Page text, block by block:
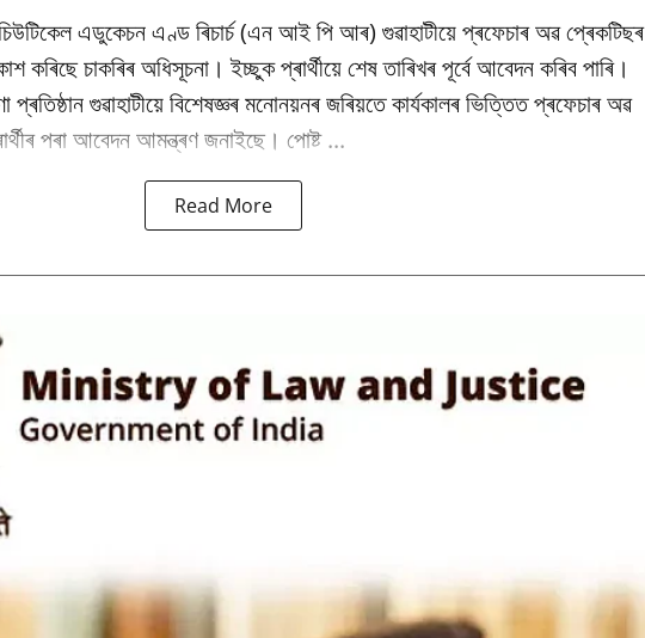
এডুকেচন এণ্ড ৰিচাৰ্চ (এন আই পি আৰ) গুৱাহাটীয়ে প্ৰফেচাৰ অৱ প্ৰেকটিছৰ
কৰিছে চাকৰিৰ অধিসূচনা। ইচ্ছুক প্ৰাৰ্থীয়ে শেষ তাৰিখৰ পূৰ্বে আবেদন কৰিব পাৰি।
প্ৰতিষ্ঠান গুৱাহাটীয়ে বিশেষজ্ঞৰ মনোনয়নৰ জৰিয়তে কাৰ্যকালৰ ভিত্তিত প্ৰফেচাৰ অৱ
পৰা আবেদন আমন্ত্ৰণ জনাইছে। পোষ্ট ...
Read More